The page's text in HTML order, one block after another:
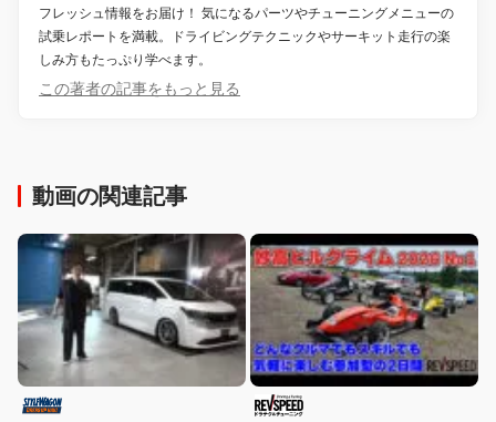
フレッシュ情報をお届け！ 気になるパーツやチューニングメニューの
試乗レポートを満載。ドライビングテクニックやサーキット走行の楽
しみ方もたっぷり学べます。
この著者の記事をもっと見る
動画の関連記事